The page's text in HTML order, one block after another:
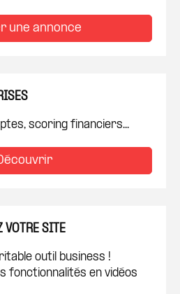
une annonce
scoring financiers...
VOTRE SITE
outil business !
fonctionnalités en vidéos